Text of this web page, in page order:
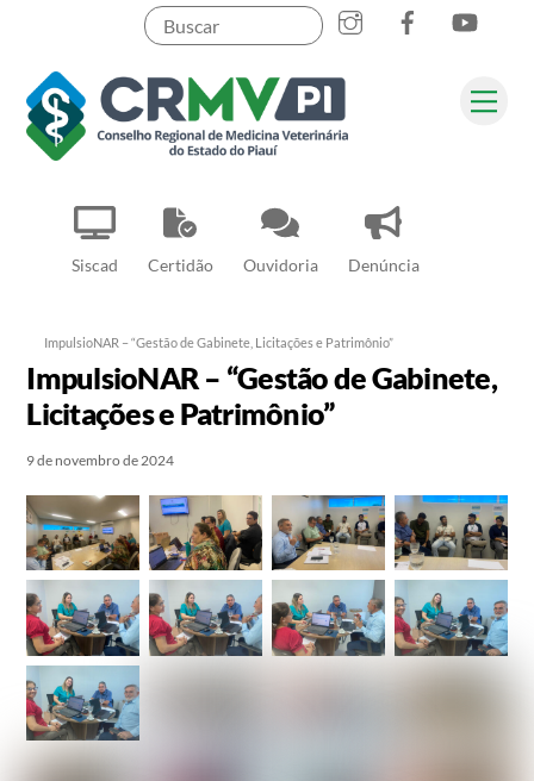
content
Siscad Certidão Ouvidoria Denúncia
InstagramFacebook
Pesquisar
ImpulsioNAR – “Gestão de Gabinete, Licitações e Patrimônio”
ImpulsioNAR – “Gestão de Gabinete,
Licitações e Patrimônio”
9 de novembro de 2024